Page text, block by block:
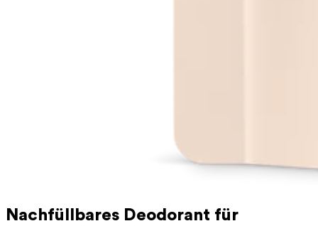
Nachfüllbares Deodorant für